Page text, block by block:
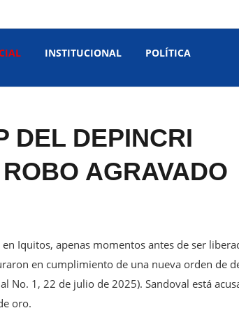
INSTITUCIONAL POLÍTICA
DEL DEPINCRI
AGRAVADO
Iquitos, apenas momentos antes de ser
en cumplimiento de una nueva orden de
No. 1, 22 de julio de 2025). Sandoval está
oro.